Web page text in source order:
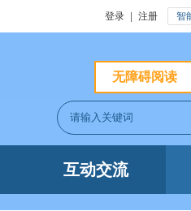
登录 注册 智
无障碍阅读
互动交流